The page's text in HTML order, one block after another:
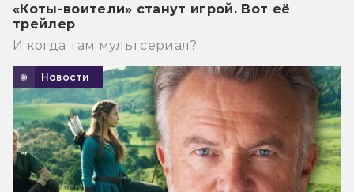
«Коты-воители» станут игрой. Вот её
трейлер
И когда там мультсериал?
Новости